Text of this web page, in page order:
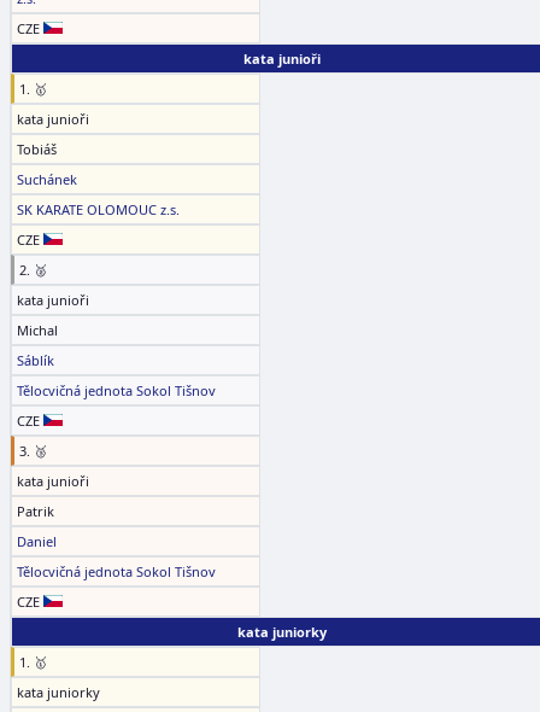
CZE
kata junioři
1. 🥇
kata junioři
Tobiáš
Suchánek
SK KARATE OLOMOUC z.s.
CZE
2. 🥈
kata junioři
Michal
Sáblík
Tělocvičná jednota Sokol Tišnov
CZE
3. 🥉
kata junioři
Patrik
Daniel
Tělocvičná jednota Sokol Tišnov
CZE
kata juniorky
1. 🥇
kata juniorky